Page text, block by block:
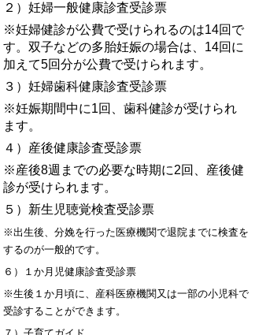
２）妊婦一般健康診査受診票
※妊婦健診が公費で受けられるのは14回で
す。双子などの多胎妊娠の場合は、14回に
加えて5回分が公費で受けられます。
３）妊婦歯科健康診査受診票
※妊娠期間中に1回、歯科健診が受けられ
ます。
４）産後健康診査受診票
※産後8週までの必要な時期に2回、産後健
診が受けられます。
５）新生児聴覚検査受診票
※出生後、分娩を行った医療機関で退院までに検査を
するのが一般的です。
６）１か月児健康診査受診票
※生後１か月頃に、産科医療機関又は一部の小児科で
受診することができます。